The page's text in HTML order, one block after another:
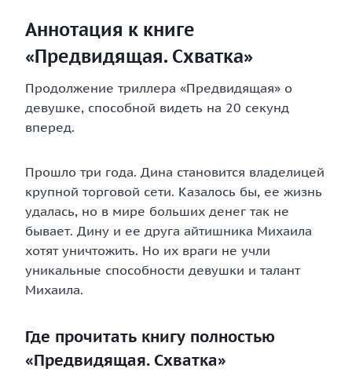
Аннотация к книге
«Предвидящая. Схватка»
Продолжение триллера «Предвидящая» о
девушке, способной видеть на 20 секунд
вперед.
Прошло три года. Дина становится владелицей
крупной торговой сети. Казалось бы, ее жизнь
удалась, но в мире больших денег так не
бывает. Дину и ее друга айтишника Михаила
хотят уничтожить. Но их враги не учли
уникальные способности девушки и талант
Михаила.
Где прочитать книгу полностью
«Предвидящая. Схватка»